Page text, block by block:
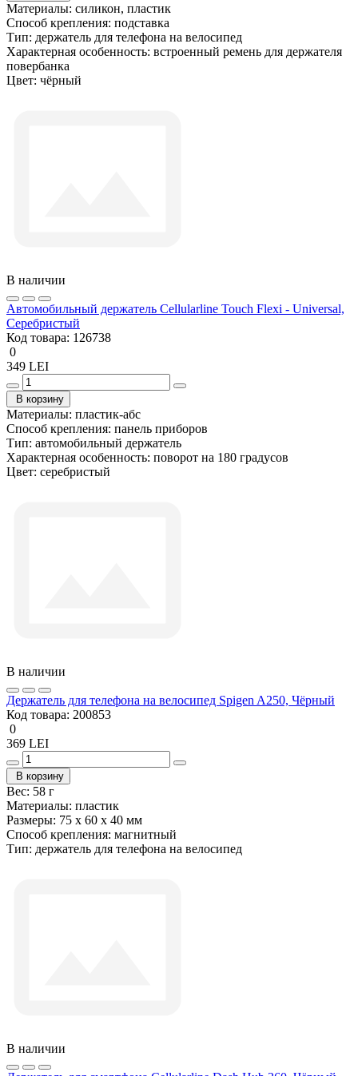
Материалы: силикон, пластик
Способ крепления: подставка
Тип: держатель для телефона на велосипед
Характерная особенность: встроенный ремень для держателя
повербанка
Цвет: чёрный
В наличии
Автомобильный держатель Cellularline Touch Flexi - Universal,
Серебристый
Код товара: 126738
0
349 LEI
В корзину
Материалы: пластик-абс
Способ крепления: панель приборов
Тип: автомобильный держатель
Характерная особенность: поворот на 180 градусов
Цвет: серебристый
В наличии
Держатель для телефона на велосипед Spigen A250, Чёрный
Код товара: 200853
0
369 LEI
В корзину
Вес: 58 г
Материалы: пластик
Размеры: 75 x 60 x 40 мм
Способ крепления: магнитный
Тип: держатель для телефона на велосипед
В наличии